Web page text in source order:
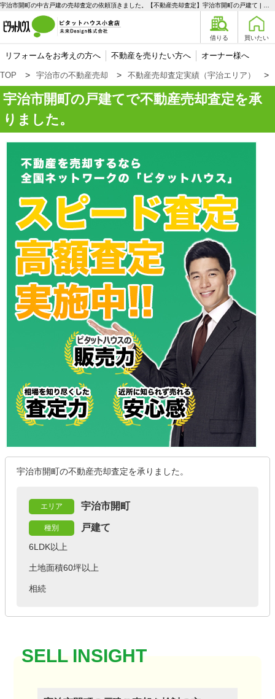
借りる 買いたい
リフォームをお考えの方へ 不動産を売りたい方へ オーナー様へ
TOP 宇治市の不動産売却 不動産売却査定実績（宇治エリア）
宇治市開町の戸建てで不動産売却査定を承
りました。
宇治市開町の不動産売却査定を承りました。
エリア 宇治市開町
種別 戸建て
6LDK以上
土地面積60坪以上
相続